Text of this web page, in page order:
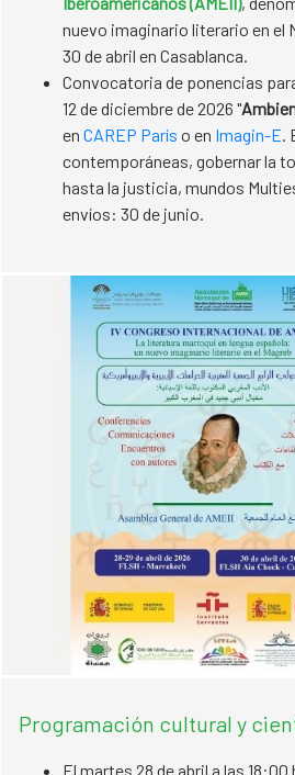
nuevo imaginario literario en el
30 de abril en Casablanca.
Convocatoria de ponencias
12 de diciembre de 2026 "
en CAREP París o en Imagin-E.
contemporáneas, gobernar la
hasta la justicia, mundos
envíos: 30 de junio.
Programación cultural y
El martes 28 de abril a las